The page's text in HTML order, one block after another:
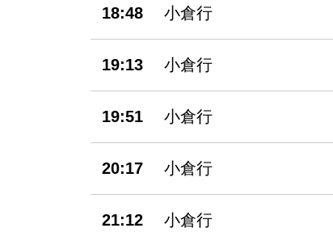
18:48 小倉行
19:13 小倉行
19:51 小倉行
20:17 小倉行
21:12 小倉行